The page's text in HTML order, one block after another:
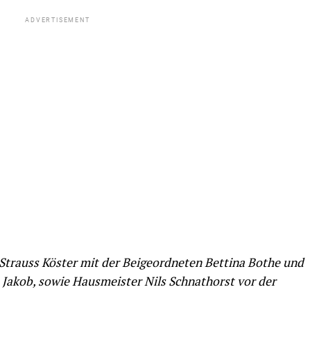
ADVERTISEMENT
Köster mit der Beigeordneten Bettina Bothe und
sowie Hausmeister Nils Schnathorst vor der